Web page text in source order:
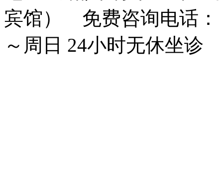
宾馆） 免费咨询电话：
～周日 24小时无休坐诊